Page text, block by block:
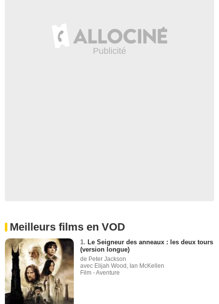
Meilleurs films en VOD
1. Le Seigneur des anneaux : les deux tours
(version longue)
de Peter Jackson
avec Elijah Wood, Ian McKellen
Film - Aventure